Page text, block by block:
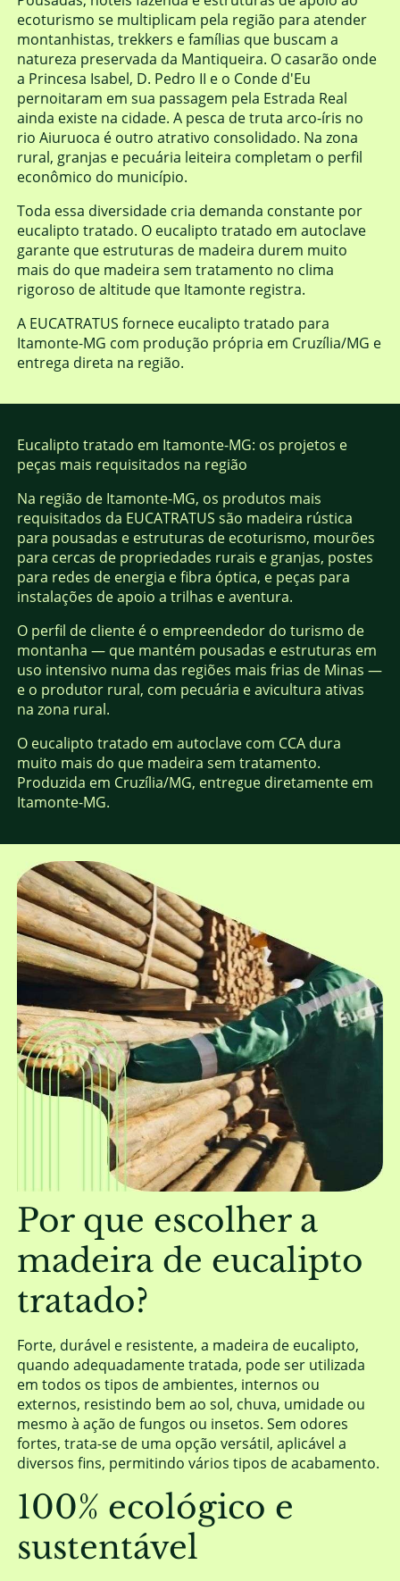
ecoturismo se multiplicam pela região para atender
montanhistas, trekkers e famílias que buscam a
natureza preservada da Mantiqueira. O casarão onde
a Princesa Isabel, D. Pedro II e o Conde d'Eu
pernoitaram em sua passagem pela Estrada Real
ainda existe na cidade. A pesca de truta arco-íris no
rio Aiuruoca é outro atrativo consolidado. Na zona
rural, granjas e pecuária leiteira completam o perfil
econômico do município.
Toda essa diversidade cria demanda constante por
eucalipto tratado. O eucalipto tratado em autoclave
garante que estruturas de madeira durem muito
mais do que madeira sem tratamento no clima
rigoroso de altitude que Itamonte registra.
A EUCATRATUS fornece eucalipto tratado para
Itamonte-MG com produção própria em Cruzília/MG e
entrega direta na região.
Eucalipto tratado em Itamonte-MG: os projetos e
peças mais requisitados na região
Na região de Itamonte-MG, os produtos mais
requisitados da EUCATRATUS são madeira rústica
para pousadas e estruturas de ecoturismo, mourões
para cercas de propriedades rurais e granjas, postes
para redes de energia e fibra óptica, e peças para
instalações de apoio a trilhas e aventura.
O perfil de cliente é o empreendedor do turismo de
montanha — que mantém pousadas e estruturas em
uso intensivo numa das regiões mais frias de Minas —
e o produtor rural, com pecuária e avicultura ativas
na zona rural.
O eucalipto tratado em autoclave com CCA dura
muito mais do que madeira sem tratamento.
Produzida em Cruzília/MG, entregue diretamente em
Itamonte-MG.
Por que escolher a
madeira de eucalipto
tratado?
Forte, durável e resistente, a madeira de eucalipto,
quando adequadamente tratada, pode ser utilizada
em todos os tipos de ambientes, internos ou
externos, resistindo bem ao sol, chuva, umidade ou
mesmo à ação de fungos ou insetos. Sem odores
fortes, trata-se de uma opção versátil, aplicável a
diversos fins, permitindo vários tipos de acabamento.
100% ecológico e
sustentável